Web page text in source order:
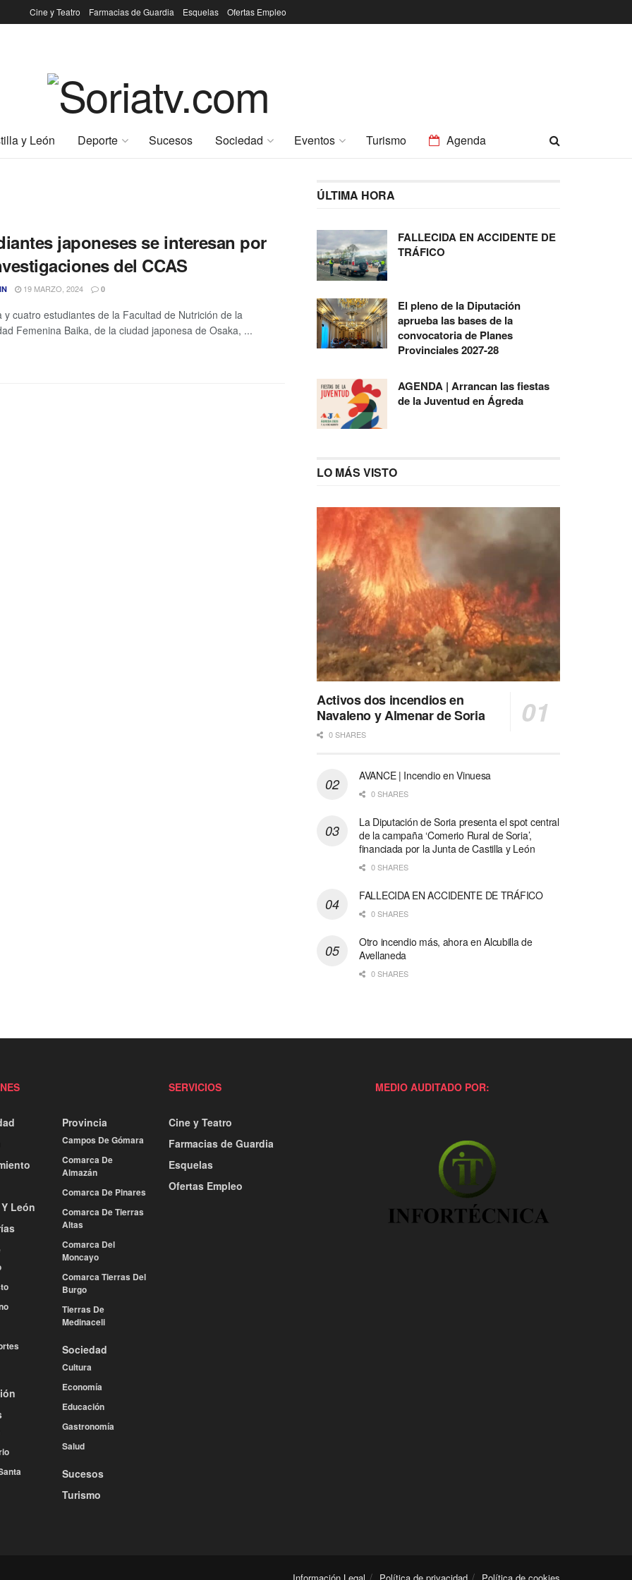
Cine y Teatro Farmacias de Guardia Esquelas Ofertas Empleo
y León Deporte Sucesos Sociedad Eventos Turismo Agenda
japoneses se interesan por
del CCAS
19 MARZO, 2024 0
y cuatro estudiantes de la Facultad de Nutrición de la
Femenina Baika, de la ciudad japonesa de Osaka, ...
ÚLTIMA HORA
FALLECIDA EN ACCIDENTE DE
TRÁFICO
El pleno de la Diputación
aprueba las bases de la
convocatoria de Planes
Provinciales 2027-28
AGENDA | Arrancan las fiestas
de la Juventud en Ágreda
LO MÁS VISTO
Activos dos incendios en
Navaleno y Almenar de Soria
0 SHARES
AVANCE | Incendio en Vinuesa
0 SHARES
La Diputación de Soria presenta el spot central
de la campaña ‘Comerio Rural de Soria’,
financiada por la Junta de Castilla y León
0 SHARES
FALLECIDA EN ACCIDENTE DE TRÁFICO
0 SHARES
Otro incendio más, ahora en Alcubilla de
Avellaneda
0 SHARES
León
Provincia
Campos De Gómara
Comarca De
Almazán
Comarca De Pinares
Comarca De Tierras
Altas
Comarca Del
Moncayo
Comarca Tierras Del
Burgo
Tierras De
Medinaceli
Sociedad
Cultura
Economía
Educación
Gastronomía
Salud
Sucesos
Turismo
SERVICIOS
Cine y Teatro
Farmacias de Guardia
Esquelas
Ofertas Empleo
MEDIO AUDITADO POR:
Información Legal Política de privacidad Política de cookies